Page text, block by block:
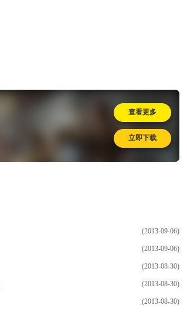
查看更多
立即下载
(2013-09-06)
(2013-09-06)
(2013-08-30)
(2013-08-30)
(2013-08-30)